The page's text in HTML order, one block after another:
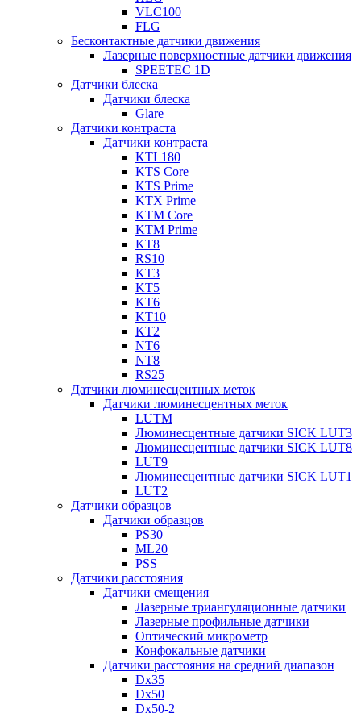
VLC100
FLG
Бесконтактные датчики движения
Лазерные поверхностные датчики движения
SPEETEC 1D
Датчики блеска
Датчики блеска
Glare
Датчики контраста
Датчики контраста
KTL180
KTS Core
KTS Prime
KTX Prime
KTM Core
KTM Prime
KT8
RS10
KT3
KT5
KT6
KT10
KT2
NT6
NT8
RS25
Датчики люминесцентных меток
Датчики люминесцентных меток
LUTM
Люминесцентные датчики SICK LUT3
Люминесцентные датчики SICK LUT8
LUT9
Люминесцентные датчики SICK LUT1
LUT2
Датчики образцов
Датчики образцов
PS30
ML20
PSS
Датчики расстояния
Датчики смещения
Лазерные триангуляционные датчики
Лазерные профильные датчики
Оптический микрометр
Конфокальные датчики
Датчики расстояния на средний диапазон
Dx35
Dx50
Dx50-2